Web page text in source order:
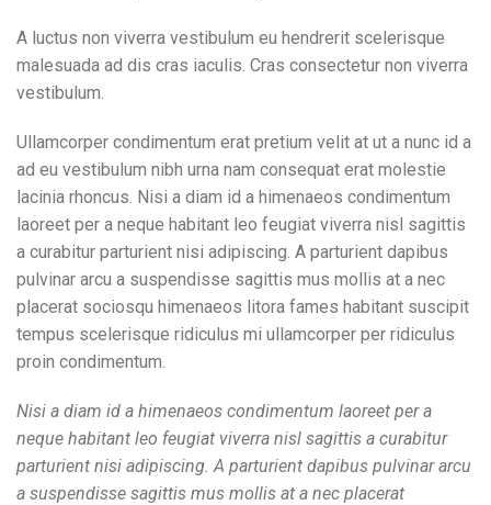
A luctus non viverra vestibulum eu hendrerit scelerisque
malesuada ad dis cras iaculis. Cras consectetur non viverra
vestibulum.
Ullamcorper condimentum erat pretium velit at ut a nunc id a
ad eu vestibulum nibh urna nam consequat erat molestie
lacinia rhoncus. Nisi a diam id a himenaeos condimentum
laoreet per a neque habitant leo feugiat viverra nisl sagittis
a curabitur parturient nisi adipiscing. A parturient dapibus
pulvinar arcu a suspendisse sagittis mus mollis at a nec
placerat sociosqu himenaeos litora fames habitant suscipit
tempus scelerisque ridiculus mi ullamcorper per ridiculus
proin condimentum.
Nisi a diam id a himenaeos condimentum laoreet per a
neque habitant leo feugiat viverra nisl sagittis a curabitur
parturient nisi adipiscing. A parturient dapibus pulvinar arcu
a suspendisse sagittis mus mollis at a nec placerat